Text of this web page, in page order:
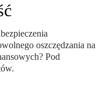
oszczędzania na
Pod